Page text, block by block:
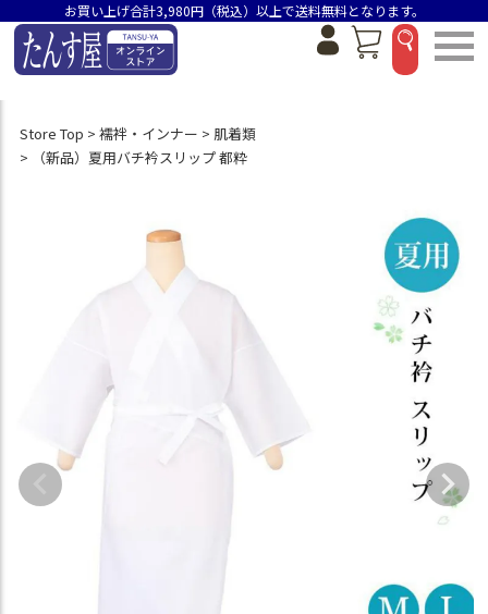
お買い上げ合計3,980円（税込）以上で送料無料となります。
Store Top 襦袢・インナー
肌着類
（新品）夏用バチ衿スリップ 都粋